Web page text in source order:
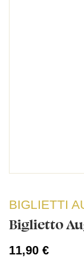
BIGLIETTI
Biglietto
11,90 €